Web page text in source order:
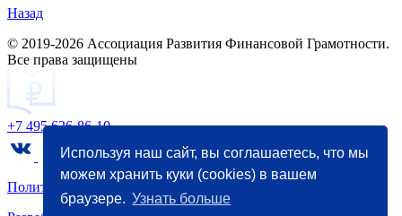
Используя наш сайт, вы соглашаетесь, что мы
можем хранить куки (cookies) в вашем
браузере. Узнать больше
Назад
© 2019-2026 Ассоциация Развития Финансовой Грамотности.
Все права защищены
+7 495 626-86-10
Политика конфиденциальности